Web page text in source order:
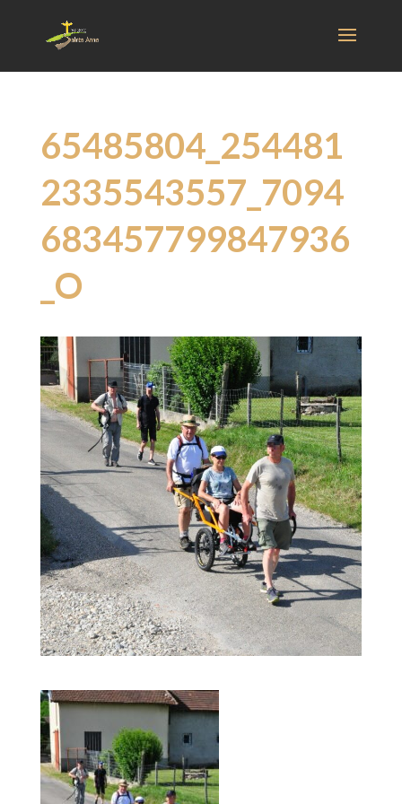
65485804_254481
2335543557_7094
683457799847936
_O